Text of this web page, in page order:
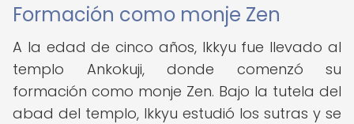
Formación como monje Zen
A la edad de cinco años, Ikkyu fue llevado al
templo Ankokuji, donde comenzó su
formación como monje Zen. Bajo la tutela del
abad del templo, Ikkyu estudió los sutras y se